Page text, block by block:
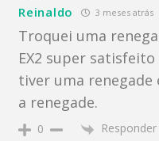
Reinaldo 3 meses atrás
Troquei uma
EX2 super
tiver uma
a renegade.
0 Responder